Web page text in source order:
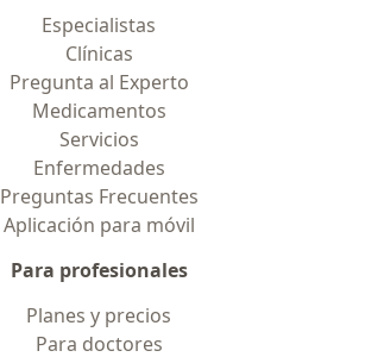
Especialistas
Clínicas
Pregunta al Experto
Medicamentos
Servicios
Enfermedades
Preguntas Frecuentes
Aplicación para móvil
Para profesionales
Planes y precios
Para doctores